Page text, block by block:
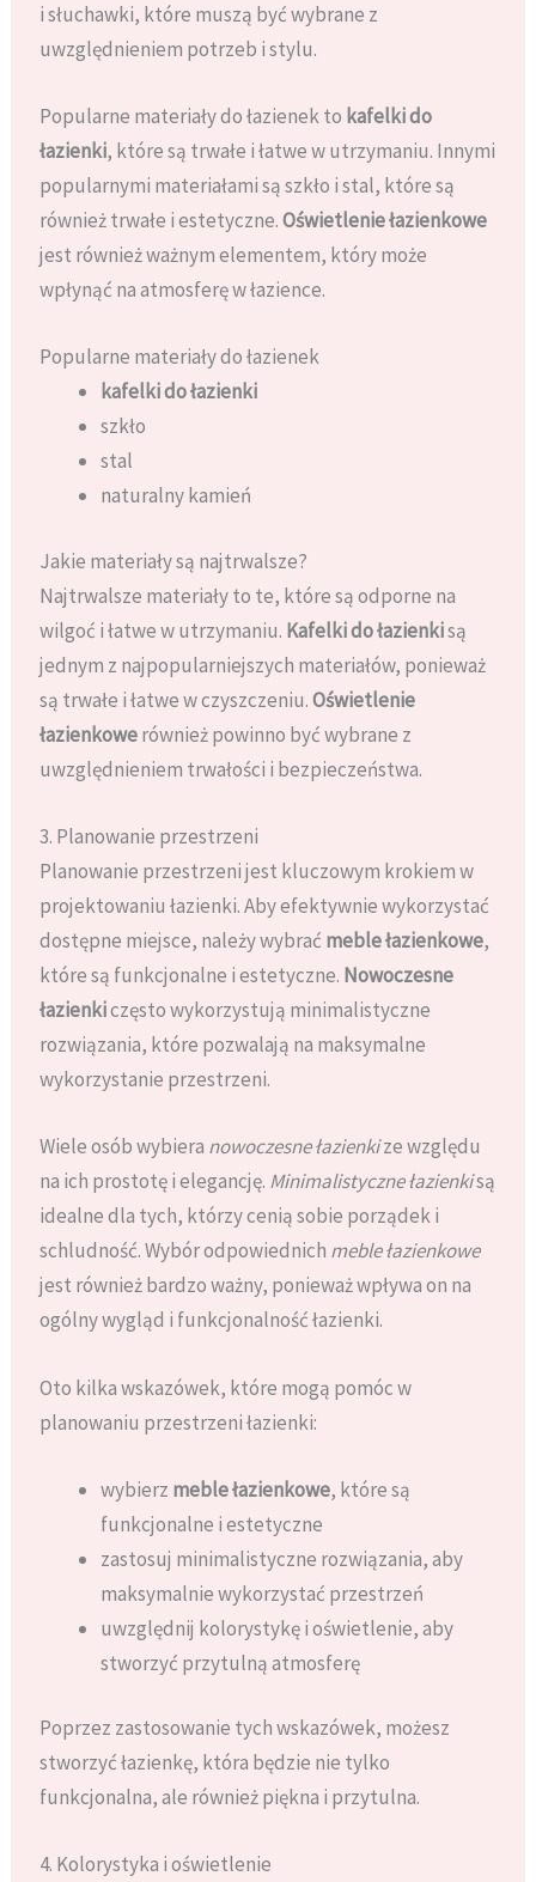
i słuchawki, które muszą być wybrane z
uwzględnieniem potrzeb i stylu.
Popularne materiały do łazienek to kafelki do
łazienki, które są trwałe i łatwe w utrzymaniu. Innymi
popularnymi materiałami są szkło i stal, które są
również trwałe i estetyczne.Oświetlenie łazienkowe
jest również ważnym elementem, który może
wpłynąć na atmosferę w łazience.
Popularne materiały do łazienek
kafelki do łazienki
szkło
stal
naturalny kamień
Jakie materiały są najtrwalsze?
Najtrwalsze materiały to te, które są odporne na
wilgoć i łatwe w utrzymaniu. Kafelki do łazienkisą
jednym z najpopularniejszych materiałów, ponieważ
są trwałe i łatwe w czyszczeniu.Oświetlenie
łazienkowerównież powinno być wybrane z
uwzględnieniem trwałości i bezpieczeństwa.
3. Planowanie przestrzeni
Planowanie przestrzeni jest kluczowym krokiem w
projektowaniu łazienki. Aby efektywnie wykorzystać
dostępne miejsce, należy wybrać meble łazienkowe,
które są funkcjonalne i estetyczne. Nowoczesne
łazienkiczęsto wykorzystują minimalistyczne
rozwiązania, które pozwalają na maksymalne
wykorzystanie przestrzeni.
Wiele osób wybiera nowoczesne łazienkize względu
na ich prostotę i elegancję. Minimalistyczne łazienkisą
idealne dla tych, którzy cenią sobie porządek i
schludność. Wybór odpowiednich meble łazienkowe
jest również bardzo ważny, ponieważ wpływa on na
ogólny wygląd i funkcjonalność łazienki.
Oto kilka wskazówek, które mogą pomóc w
planowaniu przestrzeni łazienki:
wybierz meble łazienkowe, które są
funkcjonalne i estetyczne
zastosuj minimalistyczne rozwiązania, aby
maksymalnie wykorzystać przestrzeń
uwzględnij kolorystykę i oświetlenie, aby
stworzyć przytulną atmosferę
Poprzez zastosowanie tych wskazówek, możesz
stworzyć łazienkę, która będzie nie tylko
funkcjonalna, ale również piękna i przytulna.
4. Kolorystyka i oświetlenie